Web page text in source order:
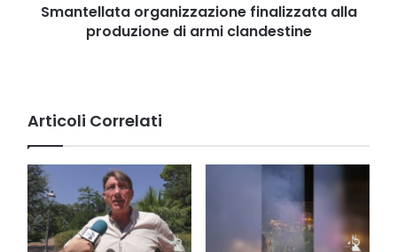
Smantellata organizzazione finalizzata alla
produzione di armi clandestine
Articoli Correlati